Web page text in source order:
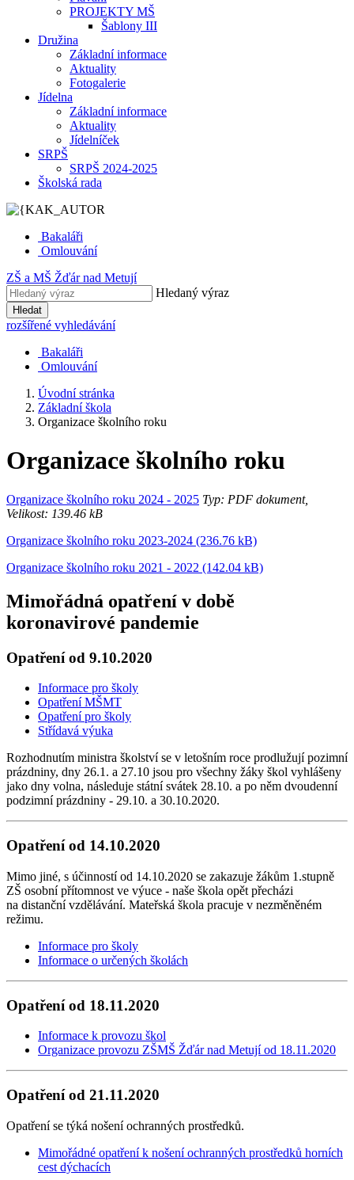
PROJEKTY MŠ
Šablony III
Družina
Základní informace
Aktuality
Fotogalerie
Jídelna
Základní informace
Aktuality
Jídelníček
SRPŠ
SRPŠ 2024-2025
Školská rada
Bakaláři
Omlouvání
ZŠ a MŠ Žďár nad Metují
Hledaný výraz
Hledat
rozšířené vyhledávání
Bakaláři
Omlouvání
Úvodní stránka
Základní škola
Organizace školního roku
Organizace školního roku
Organizace školního roku 2024 - 2025 Typ: PDF dokument,
Velikost: 139.46 kB
Organizace školního roku 2023-2024 (236.76 kB)
Organizace školního roku 2021 - 2022 (142.04 kB)
Mimořádná opatření v době
koronavirové pandemie
Opatření od 9.10.2020
Informace pro školy
Opatření MŠMT
Opatření pro školy
Střídavá výuka
Rozhodnutím ministra školství se v letošním roce prodlužují pozimní
prázdniny, dny 26.1. a 27.10 jsou pro všechny žáky škol vyhlášeny
jako dny volna, následuje státní svátek 28.10. a po něm dvoudenní
podzimní prázdniny - 29.10. a 30.10.2020.
Opatření od 14.10.2020
Mimo jiné, s účinností od 14.10.2020 se zakazuje žákům 1.stupně
ZŠ osobní přítomnost ve výuce - naše škola opět přecházi
na distanční vzdělávání. Mateřská škola pracuje v nezměněném
režimu.
Informace pro školy
Informace o určených školách
Opatření od 18.11.2020
Informace k provozu škol
Organizace provozu ZŠMŠ Žďár nad Metují od 18.11.2020
Opatření od 21.11.2020
Opatření se týká nošení ochranných prostředků.
Mimořádné opatření k nošení ochranných prostředků horních
cest dýchacích